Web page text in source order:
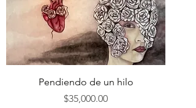
Pendiendo de un hilo
Precio
$35,000.00